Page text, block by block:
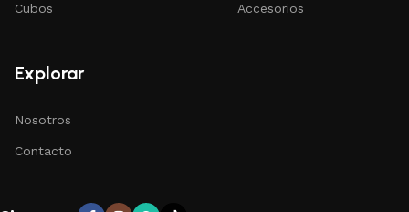
Cubos Accesorios
Explorar
Nosotros
Contacto